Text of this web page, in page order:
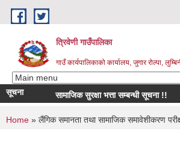
Skip to main content
त्रिवेणी गाउँपालिका
गाउँ कार्यपालिकाको कार्यालय, जुगार रोल्पा,
सूचना सामाजिक सुरक्षा भत्ता सम्बन्धी सूचना !!
You are here
Home » लैंगिक समानता तथा सामाजिक समावेशीकरण